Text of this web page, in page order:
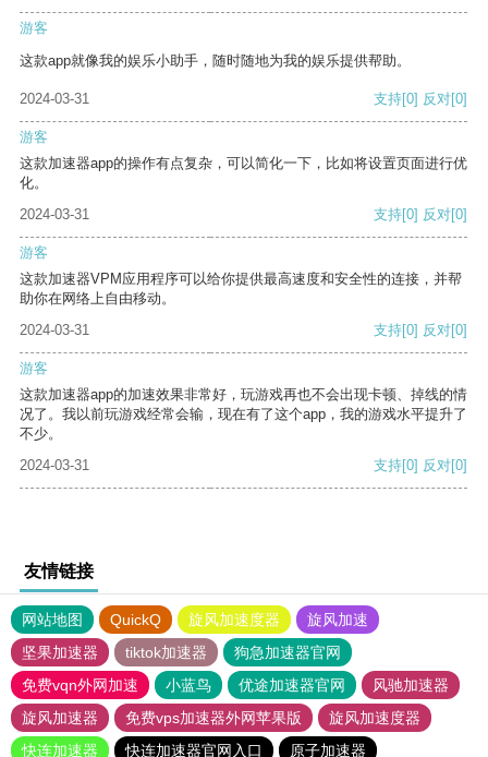
游客
这款app就像我的娱乐小助手，随时随地为我的娱乐提供帮助。
2024-03-31 支持[0] 反对[0]
游客
这款加速器app的操作有点复杂，可以简化一下，比如将设置页面进行优
化。
2024-03-31
支持[0] 反对[0]
游客
这款加速器VPM应用程序可以给你提供最高速度和安全性的连接，并帮
助你在网络上自由移动。
2024-03-31
支持[0] 反对[0]
游客
这款加速器app的加速效果非常好，玩游戏再也不会出现卡顿、掉线的情
况了。我以前玩游戏经常会输，现在有了这个app，我的游戏水平提升了
不少。
2024-03-31
支持[0] 反对[0]
友情链接
网站地图 QuickQ 旋风加速度器
旋风加速
坚果加速器
tiktok加速器
狗急加速器官网
免费vqn外网加速
小蓝鸟 优途加速器官网
风驰加速器
旋风加速器
免费vps加速器外网苹果版
旋风加速度器
快连加速器
快连加速器官网入口 原子加速器